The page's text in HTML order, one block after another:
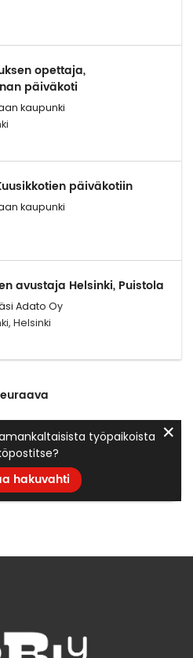
opettaja,
päiväkoti
kaupunki
päiväkotiin
kaupunki
avustaja Helsinki, Puistola
Adato Oy
Helsinki
työpaikoista
hakuvahti
✕